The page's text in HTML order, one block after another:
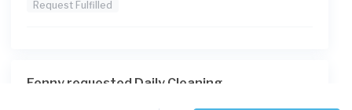
Request Fulfilled
Fenny requested Daily Cleaning